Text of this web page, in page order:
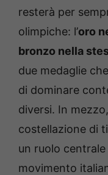
resterà per
olimpiche: l’oro
bronzo nella
due medaglie
di dominare
diversi. In
costellazione di
un ruolo
movimento